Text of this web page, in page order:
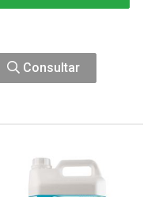
Consultar